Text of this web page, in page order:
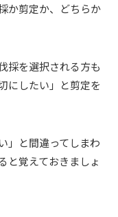
か剪定か、どちらか
採を選択される方も
にしたい」と剪定を
」と間違ってしまわ
と覚えておきましょ